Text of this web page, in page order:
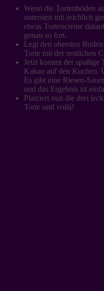
Wenn die Tortenböden
untersten mit reichlich
etwas Tortencreme
genau so fort.
Legt den obersten
Torte mit der restlichen
Jetzt kommt der spaßige
Kakao auf den Kuchen.
Es gibt eine Riesen-
und das Ergebnis ist
Platziert nun die drei
Torte und voilà!